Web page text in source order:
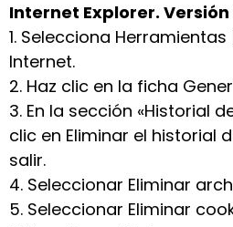
Internet Explorer. Versión
1. Selecciona
Internet.
2. Haz clic en la ficha
3. En la sección «Historial
clic en Eliminar el historial
salir.
4. Seleccionar Eliminar
5. Seleccionar Eliminar